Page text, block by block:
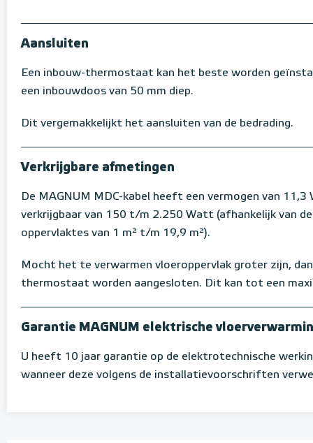
Aansluiten
Een inbouw-thermostaat kan het beste worden
een inbouwdoos van 50 mm diep.
Dit vergemakkelijkt het aansluiten van de bedrading.
Verkrijgbare afmetingen
De MAGNUM MDC-kabel heeft een vermogen van
verkrijgbaar van 150 t/m 2.250 Watt (afhankelijk van
oppervlaktes van 1 m² t/m 19,9 m²).
Mocht het te verwarmen vloeroppervlak groter zijn,
thermostaat worden aangesloten. Dit kan tot een
Garantie MAGNUM elektrische
U heeft 10 jaar garantie op de elektrotechnische
wanneer deze volgens de installatievoorschriften